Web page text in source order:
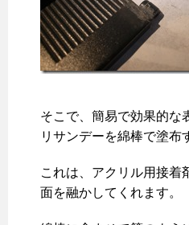
そこで、簡易で効果的な
リサンデーを綿棒で塗布
これは、アクリル用接着
面を融かしてくれます。